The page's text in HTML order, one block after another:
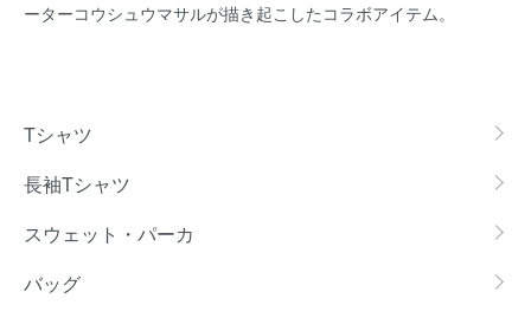
ーターコウシュウマサルが描き起こしたコラボアイテム。
Tシャツ
長袖Tシャツ
スウェット・パーカ
バッグ